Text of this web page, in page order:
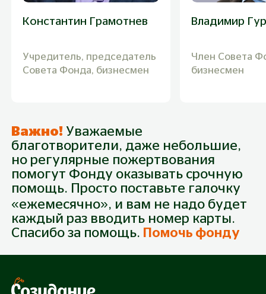
Константин Грамотнев
Учредитель, председатель
Совета Фонда, бизнесмен
Владимир
Член Совета
бизнесмен
Важно! Уважаемые
благотворители, даже небольшие,
но регулярные пожертвования
помогут Фонду оказывать срочную
помощь. Просто поставьте галочку
«ежемесячно», и вам не надо будет
каждый раз вводить номер карты.
Спасибо за помощь. Помочь фонду